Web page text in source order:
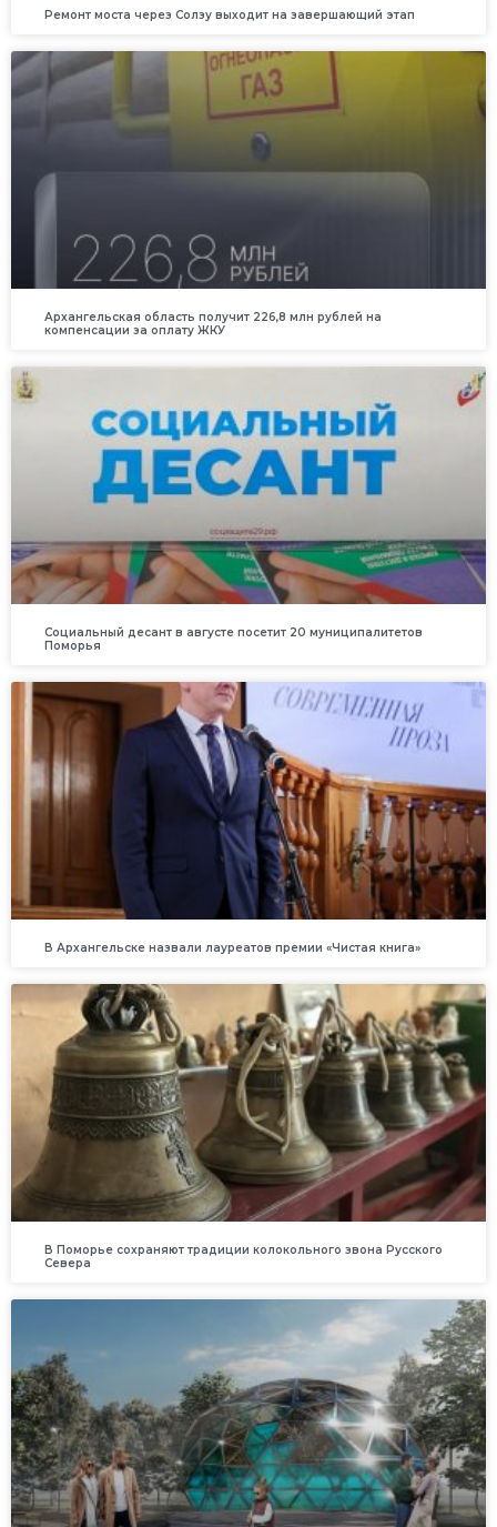
Ремонт моста через Солзу выходит на завершающий этап
Архангельская область получит 226,8 млн рублей на
компенсации за оплату ЖКУ
Социальный десант в августе посетит 20 муниципалитетов
Поморья
В Архангельске назвали лауреатов премии «Чистая книга»
В Поморье сохраняют традиции колокольного звона Русского
Севера